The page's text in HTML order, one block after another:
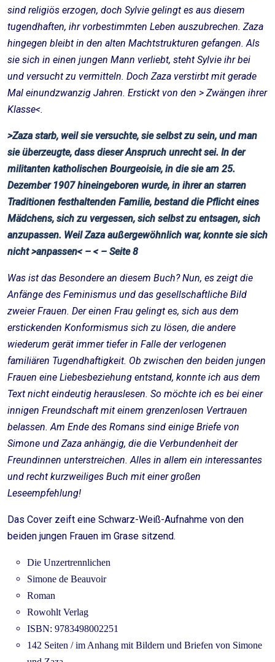
sind religiös erzogen, doch Sylvie gelingt es aus diesem
tugendhaften, ihr vorbestimmten Leben auszubrechen. Zaza
hingegen bleibt in den alten Machtstrukturen gefangen. Als
sie sich in einen jungen Mann verliebt, steht Sylvie ihr bei
und versucht zu vermitteln. Doch Zaza verstirbt mit gerade
Mal einundzwanzig Jahren. Erstickt von den > Zwängen ihrer
Klasse<.
>Zaza starb, weil sie versuchte, sie selbst zu sein, und man
sie überzeugte, dass dieser Anspruch unrecht sei. In der
militanten katholischen Bourgeoisie, in die sie am 25.
Dezember 1907 hineingeboren wurde, in ihrer an starren
Traditionen festhaltenden Familie, bestand die Pflicht eines
Mädchens, sich zu vergessen, sich selbst zu entsagen, sich
anzupassen. Weil Zaza außergewöhnlich war, konnte sie sich
nicht >anpassen< – < – Seite 8
Was ist das Besondere an diesem Buch? Nun, es zeigt die
Anfänge des Feminismus und das gesellschaftliche Bild
zweier Frauen. Der einen Frau gelingt es, sich aus dem
erstickenden Konformismus sich zu lösen, die andere
wiederum gerät immer tiefer in Falle der verlogenen
familiären Tugendhaftigkeit. Ob zwischen den beiden jungen
Frauen eine Liebesbeziehung entstand, konnte ich aus dem
Text nicht eindeutig herauslesen. So möchte ich es bei einer
innigen Freundschaft mit einem grenzenlosen Vertrauen
belassen. Am Ende des Romans sind einige Briefe von
Simone und Zaza anhängig, die die Verbundenheit der
Freundinnen unterstreichen. Alles in allem ein interessantes
und recht kurzweiliges Buch mit einer großen
Leseempfehlung!
Das Cover zeift eine Schwarz-Weiß-Aufnahme von den
beiden jungen Frauen im Grase sitzend.
Die Unzertrennlichen
Simone de Beauvoir
Roman
Rowohlt Verlag
ISBN: 9783498002251
142 Seiten / im Anhang mit Bildern und Briefen von Simone